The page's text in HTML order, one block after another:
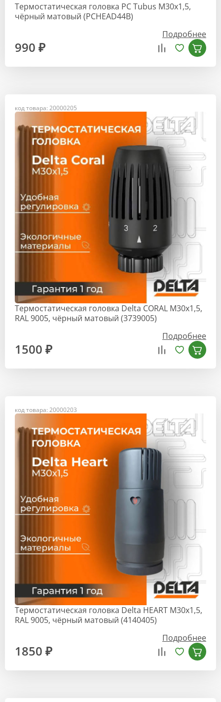
Термостатическая головка РС Tubus М30х1,5,
чёрный матовый (PCHEAD44B)
Подробнее
990 ₽
код товара: 20000205
Термостатическая головка Delta CORAL M30x1,5,
RAL 9005, чёрный матовый (3739005)
Подробнее
1500 ₽
код товара: 20000203
Термостатическая головка Delta HEART M30x1,5,
RAL 9005, чёрный матовый (4140405)
Подробнее
1850 ₽